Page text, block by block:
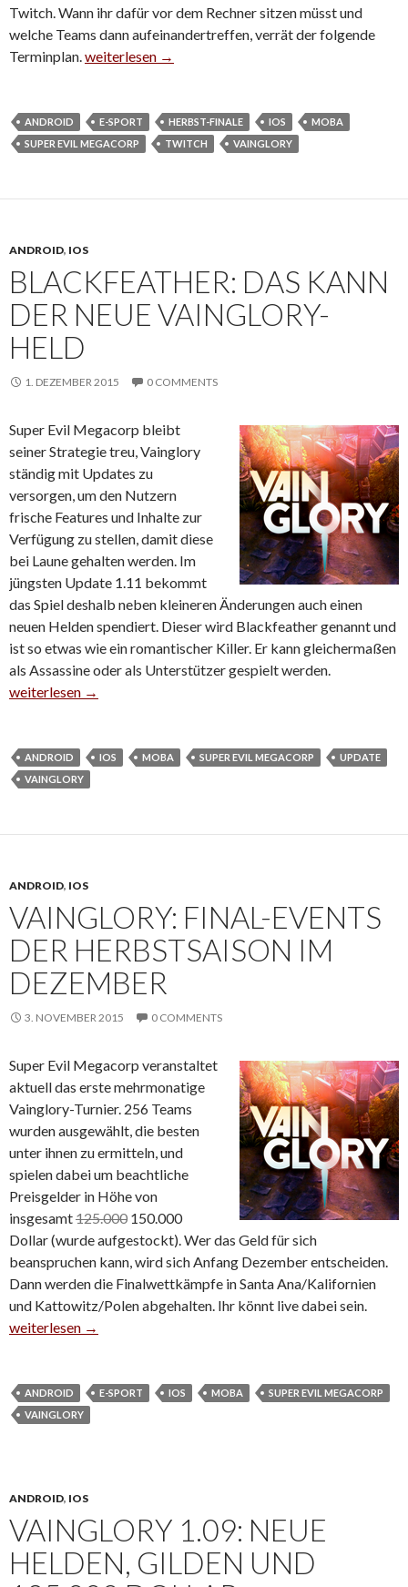
Twitch. Wann ihr dafür vor dem Rechner sitzen müsst und
welche Teams dann aufeinandertreffen, verrät der folgende
Terminplan. Vainglory-Herbst-Finale findet dieses WE statt
weiterlesen →
ANDROID E-SPORT HERBST-FINALE IOS
MOBA
SUPER EVIL MEGACORP
TWITCH VAINGLORY
ANDROID, IOS
BLACKFEATHER: DAS KANN
DER NEUE VAINGLORY-
HELD
1. DEZEMBER 2015 0 COMMENTS
Super Evil Megacorp bleibt
seiner Strategie treu, Vainglory
ständig mit Updates zu
versorgen, um den Nutzern
frische Features und Inhalte zur
Verfügung zu stellen, damit diese
bei Laune gehalten werden. Im
jüngsten Update 1.11 bekommt
das Spiel deshalb neben kleineren Änderungen auch einen
neuen Helden spendiert. Dieser wird Blackfeather genannt und
ist so etwas wie ein romantischer Killer. Er kann gleichermaßen
als Assassine oder als Unterstützer gespielt werden.
Blackfeather: Das kann der neue Vainglory-Held
weiterlesen →
ANDROID IOS MOBA SUPER EVIL MEGACORP
UPDATE
VAINGLORY
ANDROID, IOS
VAINGLORY: FINAL-EVENTS
DER HERBSTSAISON IM
DEZEMBER
3. NOVEMBER 2015 0 COMMENTS
Super Evil Megacorp veranstaltet
aktuell das erste mehrmonatige
Vainglory-Turnier. 256 Teams
wurden ausgewählt, die besten
unter ihnen zu ermitteln, und
spielen dabei um beachtliche
Preisgelder in Höhe von
insgesamt125.000 150.000
Dollar (wurde aufgestockt). Wer das Geld für sich
beanspruchen kann, wird sich Anfang Dezember entscheiden.
Dann werden die Finalwettkämpfe in Santa Ana/Kalifornien
und Kattowitz/Polen abgehalten. Ihr könnt live dabei sein.
Vainglory: Final-Events der Herbstsaison im Dezember
weiterlesen →
ANDROID E-SPORT IOS MOBA
SUPER EVIL MEGACORP
VAINGLORY
ANDROID, IOS
VAINGLORY 1.09: NEUE
HELDEN, GILDEN UND